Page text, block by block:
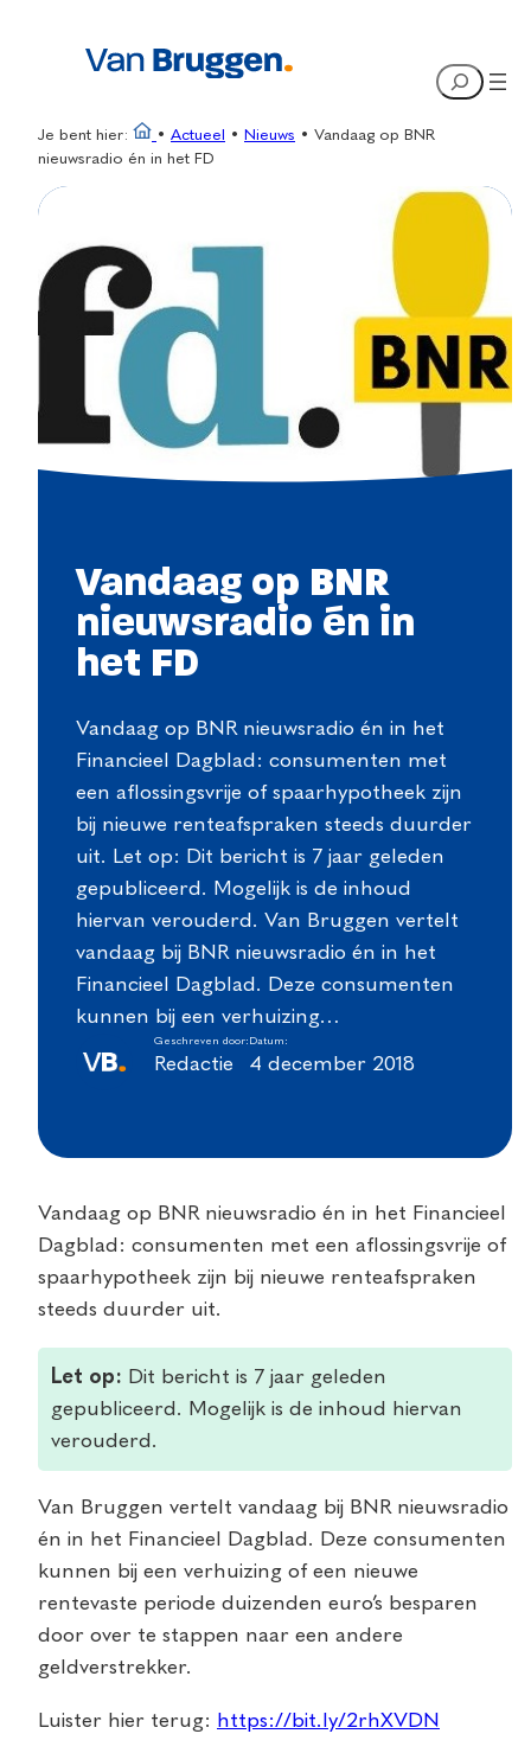
Search
Je bent hier: • Actueel • Nieuws • Vandaag op BNR
nieuwsradio én in het FD
Vandaag op BNR
nieuwsradio én in
het FD
Vandaag op BNR nieuwsradio én in het
Financieel Dagblad: consumenten met
een aflossingsvrije of spaarhypotheek zijn
bij nieuwe renteafspraken steeds duurder
uit. Let op: Dit bericht is 7 jaar geleden
gepubliceerd. Mogelijk is de inhoud
hiervan verouderd. Van Bruggen vertelt
vandaag bij BNR nieuwsradio én in het
Financieel Dagblad. Deze consumenten
kunnen bij een verhuizing…
Geschreven door:
Redactie
Datum:
4 december 2018
Vandaag op BNR nieuwsradio én in het Financieel
Dagblad: consumenten met een aflossingsvrije of
spaarhypotheek zijn bij nieuwe renteafspraken
steeds duurder uit.
Let op: Dit bericht is 7 jaar geleden
gepubliceerd. Mogelijk is de inhoud hiervan
verouderd.
Van Bruggen vertelt vandaag bij BNR nieuwsradio
én in het Financieel Dagblad. Deze consumenten
kunnen bij een verhuizing of een nieuwe
rentevaste periode duizenden euro’s besparen
door over te stappen naar een andere
geldverstrekker.
Luister hier terug: https://bit.ly/2rhXVDN